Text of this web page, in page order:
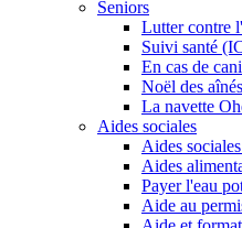
Seniors
Lutter contre
Suivi santé
En cas de
Noël des aînés
La navette
Aides sociales
Aides
Aides
Payer l'eau
Aide au